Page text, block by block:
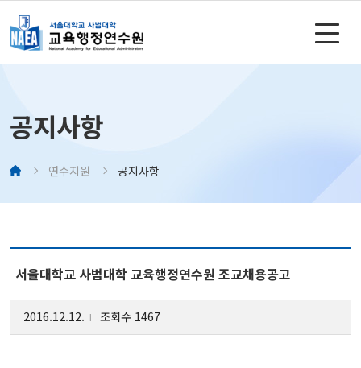
공지사항
연수지원 공지사항
서울대학교 사범대학 교육행정연수원 조교채용공고
2016.12.12. 조회수 1467